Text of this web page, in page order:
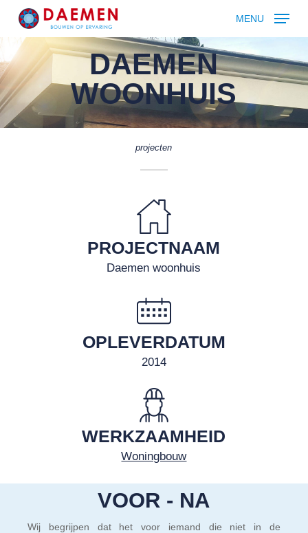
main
content
MENU
DAEMEN
WOONHUIS
projecten
PROJECTNAAM
Daemen woonhuis
OPLEVERDATUM
2014
WERKZAAMHEID
Woningbouw
VOOR - NA
Wij begrijpen dat het voor iemand die niet in de